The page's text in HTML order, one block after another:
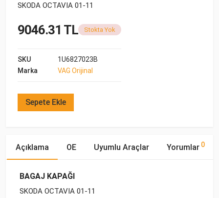
SKODA OCTAVIA 01-11
9046.31 TL Stokta Yok
SKU
1U6827023B
Marka
VAG Orijinal
Sepete Ekle
Açıklama OE Uyumlu Araçlar Yorumlar 0
BAGAJ KAPAĞI
SKODA OCTAVIA 01-11